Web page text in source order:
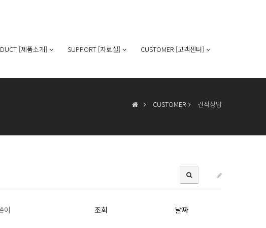
[제품소개] SUPPORT [자료실] CUSTOMER [고객센터]
CUSTOMER 견적상담
이 조회 날짜